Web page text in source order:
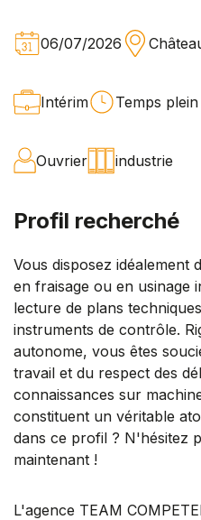
06/07/2026
Intérim Temps plein
Ouvrier industrie
Profil recherché
Vous disposez idéalement
en fraisage ou en usinage
lecture de plans
instruments de contrôle.
autonome, vous êtes
travail et du respect des
connaissances sur
constituent un véritable
dans ce profil ? N'hésitez
maintenant !
L'agence TEAM